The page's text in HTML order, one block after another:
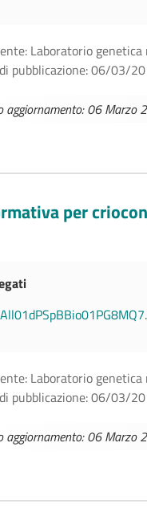
Laboratorio genetica
pubblicazione: 06/03/
aggiornamento: 06 Marzo
per
Laboratorio genetica
pubblicazione: 06/03/
aggiornamento: 06 Marzo